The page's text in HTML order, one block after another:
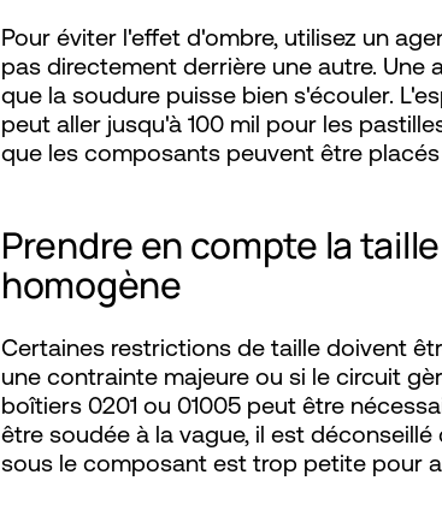
Pour éviter l'effet d'ombre, utilisez un
pas directement derrière une autre.
que la soudure puisse bien s'écouler.
peut aller jusqu'à 100 mil pour les
que les composants peuvent être
Prendre en compte la
homogène
Certaines restrictions de taille doivent
une contrainte majeure ou si le circuit
boîtiers 0201 ou 01005 peut être
être soudée à la vague, il est
sous le composant est trop petite pour